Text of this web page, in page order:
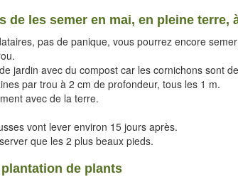
de les semer en mai, en pleine terre,
pas de panique, vous pourrez encore
jardin avec du compost car les cornichons sont
par trou à 2 cm de profondeur, tous les 1 m.
avec de la terre.
vont lever environ 15 jours après.
que les 2 plus beaux pieds.
de plants